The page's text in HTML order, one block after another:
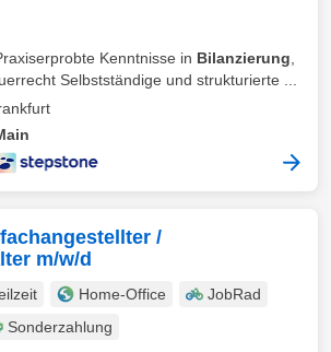
Kenntnisse in Bilanzierung
Selbstständige und strukturierte ...
/
m/w/d
Home-Office
JobRad
Sonderzahlung